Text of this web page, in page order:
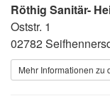
Röthig Sanitär-
Oststr. 1
02782
Mehr Informationen zu